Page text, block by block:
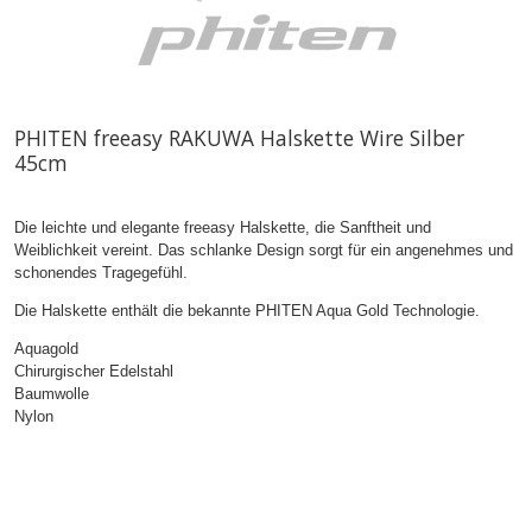
PHITEN freeasy RAKUWA Halskette Wire Silber
45cm
Die leichte und elegante freeasy Halskette, die Sanftheit und
Weiblichkeit vereint. Das schlanke Design sorgt für ein angenehmes und
schonendes Tragegefühl.
Die Halskette enthält die bekannte PHITEN Aqua Gold Technologie.
Aquagold
Chirurgischer Edelstahl
Baumwolle
Nylon